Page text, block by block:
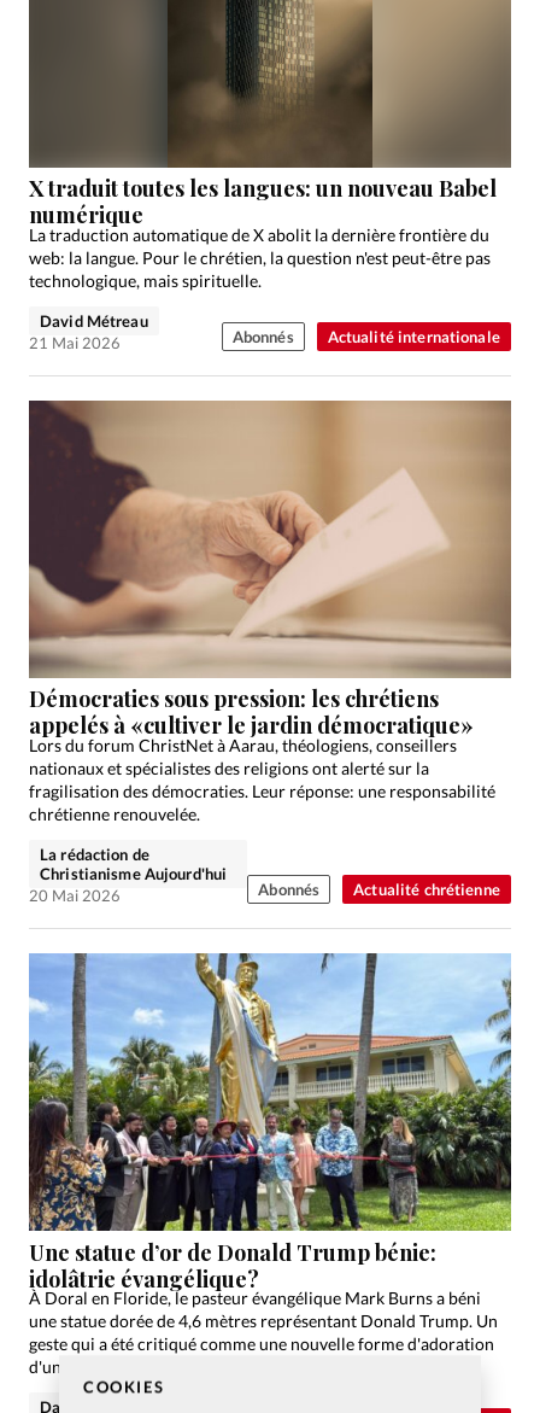
COOKIES
Actualité internationale
X traduit toutes les langues: un nouveau Babel
numérique
La traduction automatique de X abolit la dernière frontière du
web: la langue. Pour le chrétien, la question n'est peut-être pas
technologique, mais spirituelle.
David Métreau
21 Mai 2026
Abonnés
Actualité chrétienne
Démocraties sous pression: les chrétiens
appelés à «cultiver le jardin démocratique»
Lors du forum ChristNet à Aarau, théologiens, conseillers
nationaux et spécialistes des religions ont alerté sur la
fragilisation des démocraties. Leur réponse: une responsabilité
chrétienne renouvelée.
La rédaction de
Christianisme Aujourd'hui
20 Mai 2026
Abonnés
Une statue d’or de Donald Trump bénie:
idolâtrie évangélique?
À Doral en Floride, le pasteur évangélique Mark Burns a béni
une statue dorée de 4,6 mètres représentant Donald Trump. Un
geste qui a été critiqué comme une nouvelle forme d'adoration
d'un Veau d'or.
David Métreau